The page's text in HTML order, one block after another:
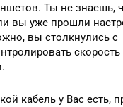
Ты не знаешь,
вы уже прошли
вы столкнулись с
кабель у Вас есть,